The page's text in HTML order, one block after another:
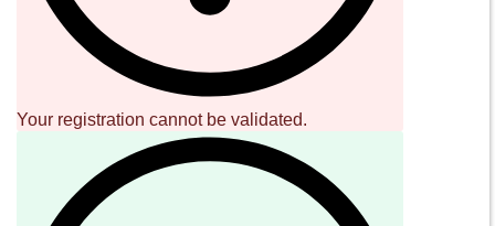
P.IVA 08306900963
COD. FIS. MMMRRT68L29F205J
SOCIAL